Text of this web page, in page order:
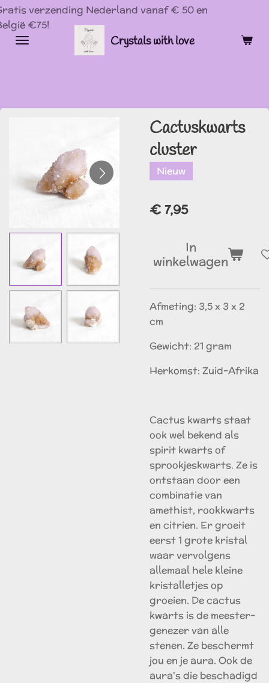
Ga
direct
naar
Crystals with love
Verzending binnen 1-3 werkdagen!
Cactuskwarts
cluster
Nieuw
€ 7,95
In
winkelwagen
Afmeting: 3,5 x 3 x 2
cm
Gewicht: 21 gram
Herkomst: Zuid-Afrika
Cactus kwarts staat
ook wel bekend als
spirit kwarts of
sprookjeskwarts. Ze is
ontstaan door een
combinatie van
amethist, rookkwarts
en citrien. Er groeit
eerst 1 grote kristal
waar vervolgens
allemaal hele kleine
kristalletjes op
groeien. De cactus
kwarts is de meester-
genezer van alle
stenen. Ze beschermt
jou en je aura. Ook de
aura's die beschadigd